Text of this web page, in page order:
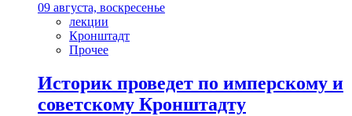
09 августа, воскресенье
лекции
Кронштадт
Прочее
Историк проведет по имперскому и
советскому Кронштадту